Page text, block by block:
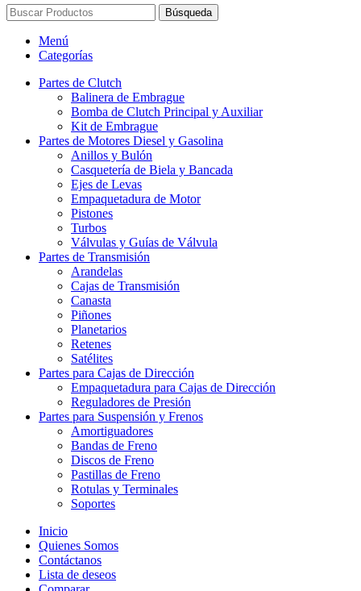
Búsqueda
Menú
Categorías
Partes de Clutch
Balinera de Embrague
Bomba de Clutch Principal y Auxiliar
Kit de Embrague
Partes de Motores Diesel y Gasolina
Anillos y Bulón
Casquetería de Biela y Bancada
Ejes de Levas
Empaquetadura de Motor
Pistones
Turbos
Válvulas y Guías de Válvula
Partes de Transmisión
Arandelas
Cajas de Transmisión
Canasta
Piñones
Planetarios
Retenes
Satélites
Partes para Cajas de Dirección
Empaquetadura para Cajas de Dirección
Reguladores de Presión
Partes para Suspensión y Frenos
Amortiguadores
Bandas de Freno
Discos de Freno
Pastillas de Freno
Rotulas y Terminales
Soportes
Inicio
Quienes Somos
Contáctanos
Lista de deseos